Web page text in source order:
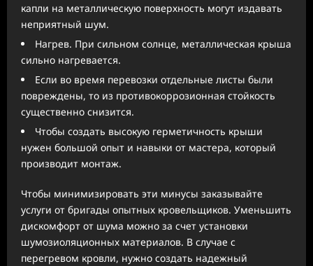
капли на металлическую поверхность могут издавать
неприятный шум.
Нагрев. При сильном солнце, металлическая крыша
сильно нагревается.
Если во время перевозки отдельные листы были
повреждены, то из противокоррозионная стойкость
существенно снизится.
Чтобы создать высокую герметичность крыши
нужен большой опыт и навыки от мастера, который
производит монтаж.
Чтобы минимизировать эти минусы заказывайте
услуги от бригады опытных кровельщиков. Уменьшить
дискомфорт от шума можно за счет установки
шумозиоляционных материалов. В случае с
перегревом кровли, нужно создать надежный